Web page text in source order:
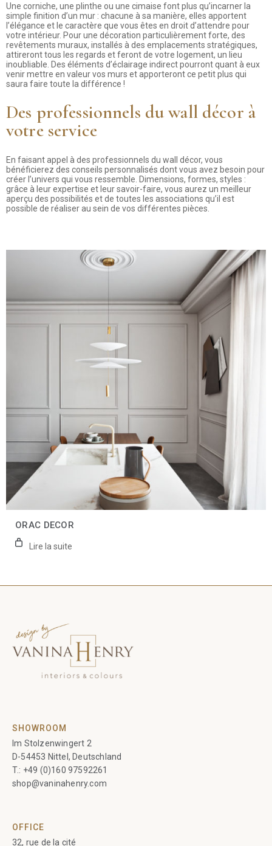
Une corniche, une plinthe ou une cimaise font plus qu’incarner la
simple finition d’un mur : chacune à sa manière, elles apportent
l’élégance et le caractère que vous êtes en droit d’attendre pour
votre intérieur. Pour une décoration particulièrement forte, des
revêtements muraux, installés à des emplacements stratégiques,
attireront tous les regards et feront de votre logement, un lieu
inoubliable. Des éléments d’éclairage indirect pourront quant à eux
venir mettre en valeur vos murs et apporteront ce petit plus qui
saura faire toute la différence !
Des professionnels du wall décor à
votre service
En faisant appel à des professionnels du wall décor, vous
bénéficierez des conseils personnalisés dont vous avez besoin pour
créer l’univers qui vous ressemble. Dimensions, formes, styles :
grâce à leur expertise et leur savoir-faire, vous aurez un meilleur
aperçu des possibilités et de toutes les associations qu’il est
possible de réaliser au sein de vos différentes pièces.
ORAC DECOR
Lire la suite
SHOWROOM
Im Stolzenwingert 2
D-54453 Nittel, Deutschland
T.: +49 (0)160 97592261
shop@vaninahenry.com
OFFICE
32, rue de la cité